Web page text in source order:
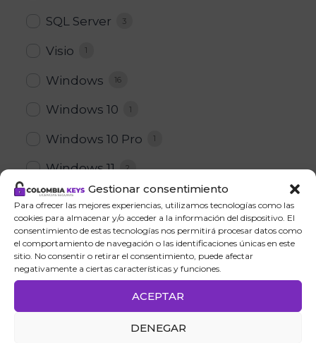
Gestionar consentimiento
Para ofrecer las mejores experiencias, utilizamos tecnologías como las
cookies para almacenar y/o acceder a la información del dispositivo. El
consentimiento de estas tecnologías nos permitirá procesar datos como
el comportamiento de navegación o las identificaciones únicas en este
sitio. No consentir o retirar el consentimiento, puede afectar
negativamente a ciertas características y funciones.
ACEPTAR
DENEGAR
SQL Server 3
Visio 1
Windows 16
Windows 10 1
Windows 10 Pro 1
Windows 11 2
Windows 11 Home
Windows 11 Pro 1
Windows Server 13
Precio